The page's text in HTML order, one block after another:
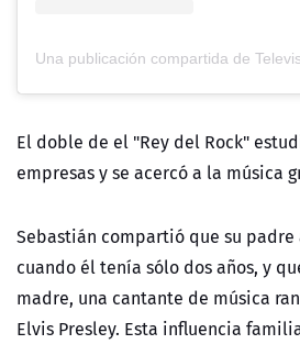
El doble de el "Rey del Rock"
empresas y se acercó a la música
Sebastián compartió que su
cuando él tenía sólo dos años, y
madre, una cantante de música
Elvis Presley. Esta influencia